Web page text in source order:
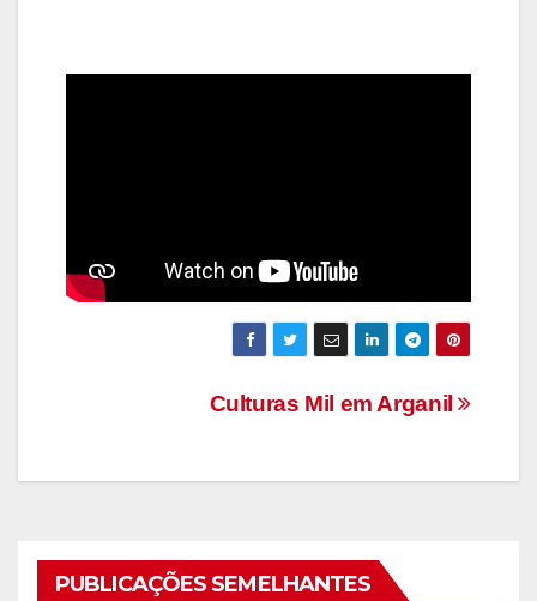
NavegaçãoCulturas Mil em Arganil
PUBLICAÇÕES SEMELHANTES